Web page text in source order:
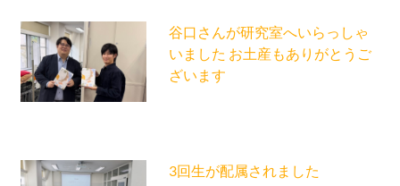
谷口さんが研究室へいらっしゃ
いました お土産もありがとうご
ざいます
3回生が配属されました